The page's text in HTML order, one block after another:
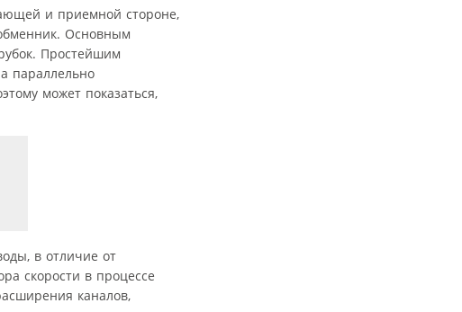
и приемной стороне,
Основным
Простейшим
параллельно
может показаться,
в отличие от
скорости в процессе
каналов,